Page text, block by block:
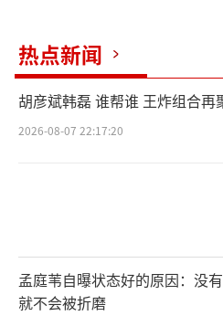
热点新闻
胡彦斌韩磊 谁帮谁 王炸组合再
2026-08-07 22:17:20
孟庭苇自曝状态好的原因：没
就不会被折磨